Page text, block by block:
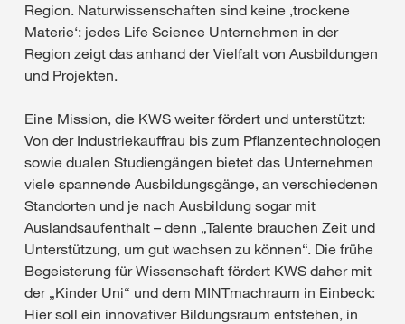
Region. Naturwissenschaften sind keine ‚trockene
Materie‘: jedes Life Science Unternehmen in der
Region zeigt das anhand der Vielfalt von Ausbildungen
und Projekten.
Eine Mission, die KWS weiter fördert und unterstützt:
Von der Industriekauffrau bis zum Pflanzentechnologen
sowie dualen Studiengängen bietet das Unternehmen
viele spannende Ausbildungsgänge, an verschiedenen
Standorten und je nach Ausbildung sogar mit
Auslandsaufenthalt – denn „Talente brauchen Zeit und
Unterstützung, um gut wachsen zu können“. Die frühe
Begeisterung für Wissenschaft fördert KWS daher mit
der „Kinder Uni“ und dem MINTmachraum in Einbeck:
Hier soll ein innovativer Bildungsraum entstehen, in